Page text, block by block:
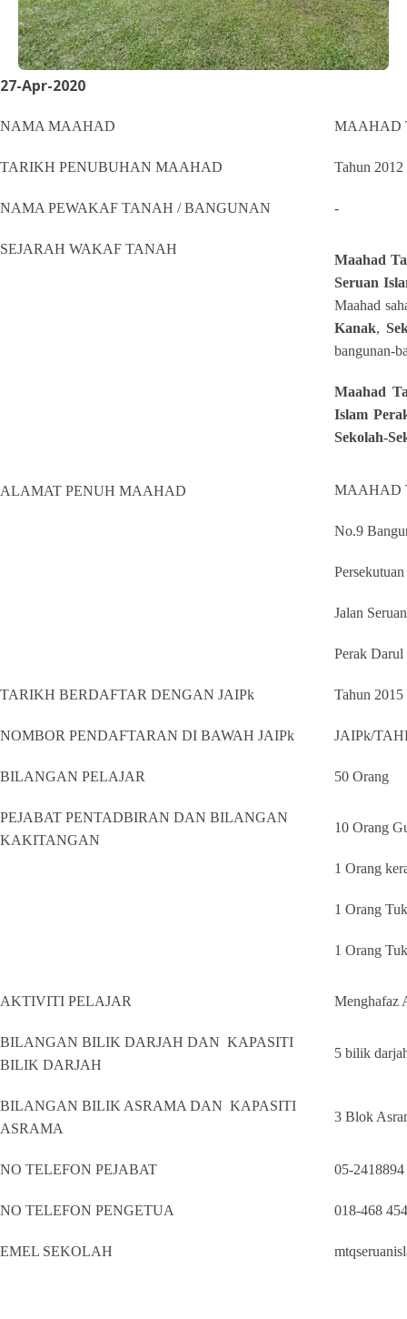
27-Apr-2020
NAMA MAAHAD MAAHAD
TARIKH PENUBUHAN MAAHAD Tahun 2012
NAMA PEWAKAF TANAH / BANGUNAN -
SEJARAH WAKAF TANAH
Maahad
Seruan
Maahad
Kanak,
bangunan-
Maahad
Islam
Sekolah-
ALAMAT PENUH MAAHAD MAAHAD
No.9
Jalan
Perak Darul
TARIKH BERDAFTAR DENGAN JAIPk Tahun 2015
NOMBOR PENDAFTARAN DI BAWAH JAIPk JAIPk/
BILANGAN PELAJAR 50 Orang
PEJABAT PENTADBIRAN DAN BILANGAN
KAKITANGAN
10 Orang
1 Orang
1 Orang
1 Orang
AKTIVITI PELAJAR Menghafaz
BILANGAN BILIK DARJAH DAN KAPASITI
BILIK DARJAH
5 bilik
BILANGAN BILIK ASRAMA DAN KAPASITI
ASRAMA
3 Blok
NO TELEFON PEJABAT 05-2418894
NO TELEFON PENGETUA 018-468
EMEL SEKOLAH